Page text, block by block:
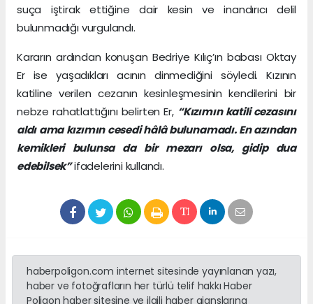
suça iştirak ettiğine dair kesin ve inandırıcı delil
bulunmadığı vurgulandı.
Kararın ardından konuşan Bedriye Kılıç’ın babası Oktay
Er ise yaşadıkları acının dinmediğini söyledi. Kızının
katiline verilen cezanın kesinleşmesinin kendilerini bir
nebze rahatlattığını belirten Er, “Kızımın katili cezasını
aldı ama kızımın cesedi hâlâ bulunamadı. En azından
kemikleri bulunsa da bir mezarı olsa, gidip dua
edebilsek”ifadelerini kullandı.
haberpoligon.com internet sitesinde yayınlanan yazı,
haber ve fotoğrafların her türlü telif hakkı Haber
Poligon haber sitesine ve ilgili haber ajanslarına